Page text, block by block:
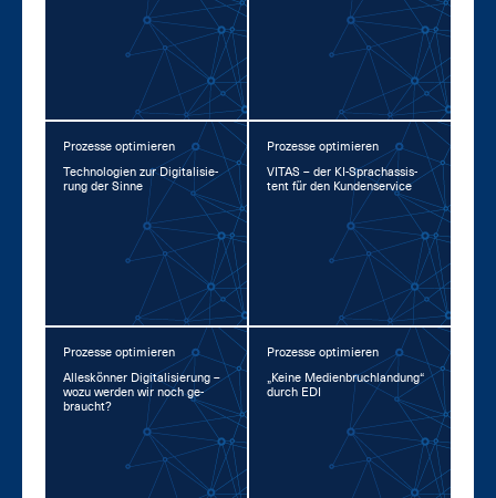
Prozesse optimieren
Tech­no­lo­gi­en zur Di­gi­ta­li­sie­
rung der Sin­ne
Prozesse optimieren
VI­TAS – der KI-Sprachas­sis­
tent für den Kun­den­ser­vice
Prozesse optimieren
Al­les­kön­ner Di­gi­ta­li­sie­rung –
wo­zu wer­den wir noch ge­
braucht?
Prozesse optimieren
„Kei­ne Me­di­en­bruch­lan­dung“
durch EDI